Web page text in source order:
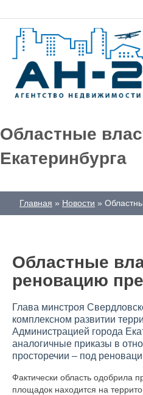
Областные
Екатеринбурга
Главная Новости
Областные
реновацию
Глава минстроя
комплексном развитии
Администрацией города
аналогичные приказы в
просторечии – под
Фактически область одобрила
площадок находится на